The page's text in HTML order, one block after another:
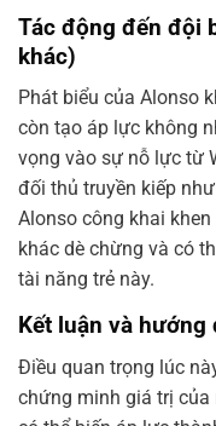
Tác động đến đội
khác)
Phát biểu của Alonso
còn tạo áp lực không
vọng vào sự nỗ lực từ
đối thủ truyền kiếp
Alonso công khai
khác dè chừng và có
tài năng trẻ này.
Kết luận và hướng
Điều quan trọng lúc
chứng minh giá trị của